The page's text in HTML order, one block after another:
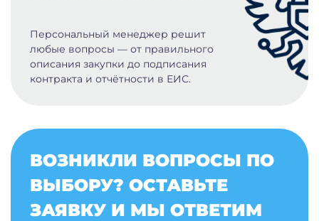
Персональный менеджер решит
любые вопросы — от правильного
описания закупки до подписания
контракта и отчётности в ЕИС.
ВОЗНИКЛИ ВОПРОСЫ ПО
ВЫБОРУ? ОСТАВЬТЕ
ЗАЯВКУ И МЫ ОТВЕТИМ